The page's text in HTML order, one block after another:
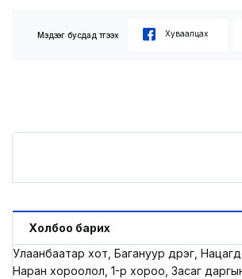
Мэдээг бусдад түгээх Хуваалцах
Холбоо барих
Улаанбаатар хот, Багануур дүүрэг,
Наран хороолол, 1-р хороо, Засаг